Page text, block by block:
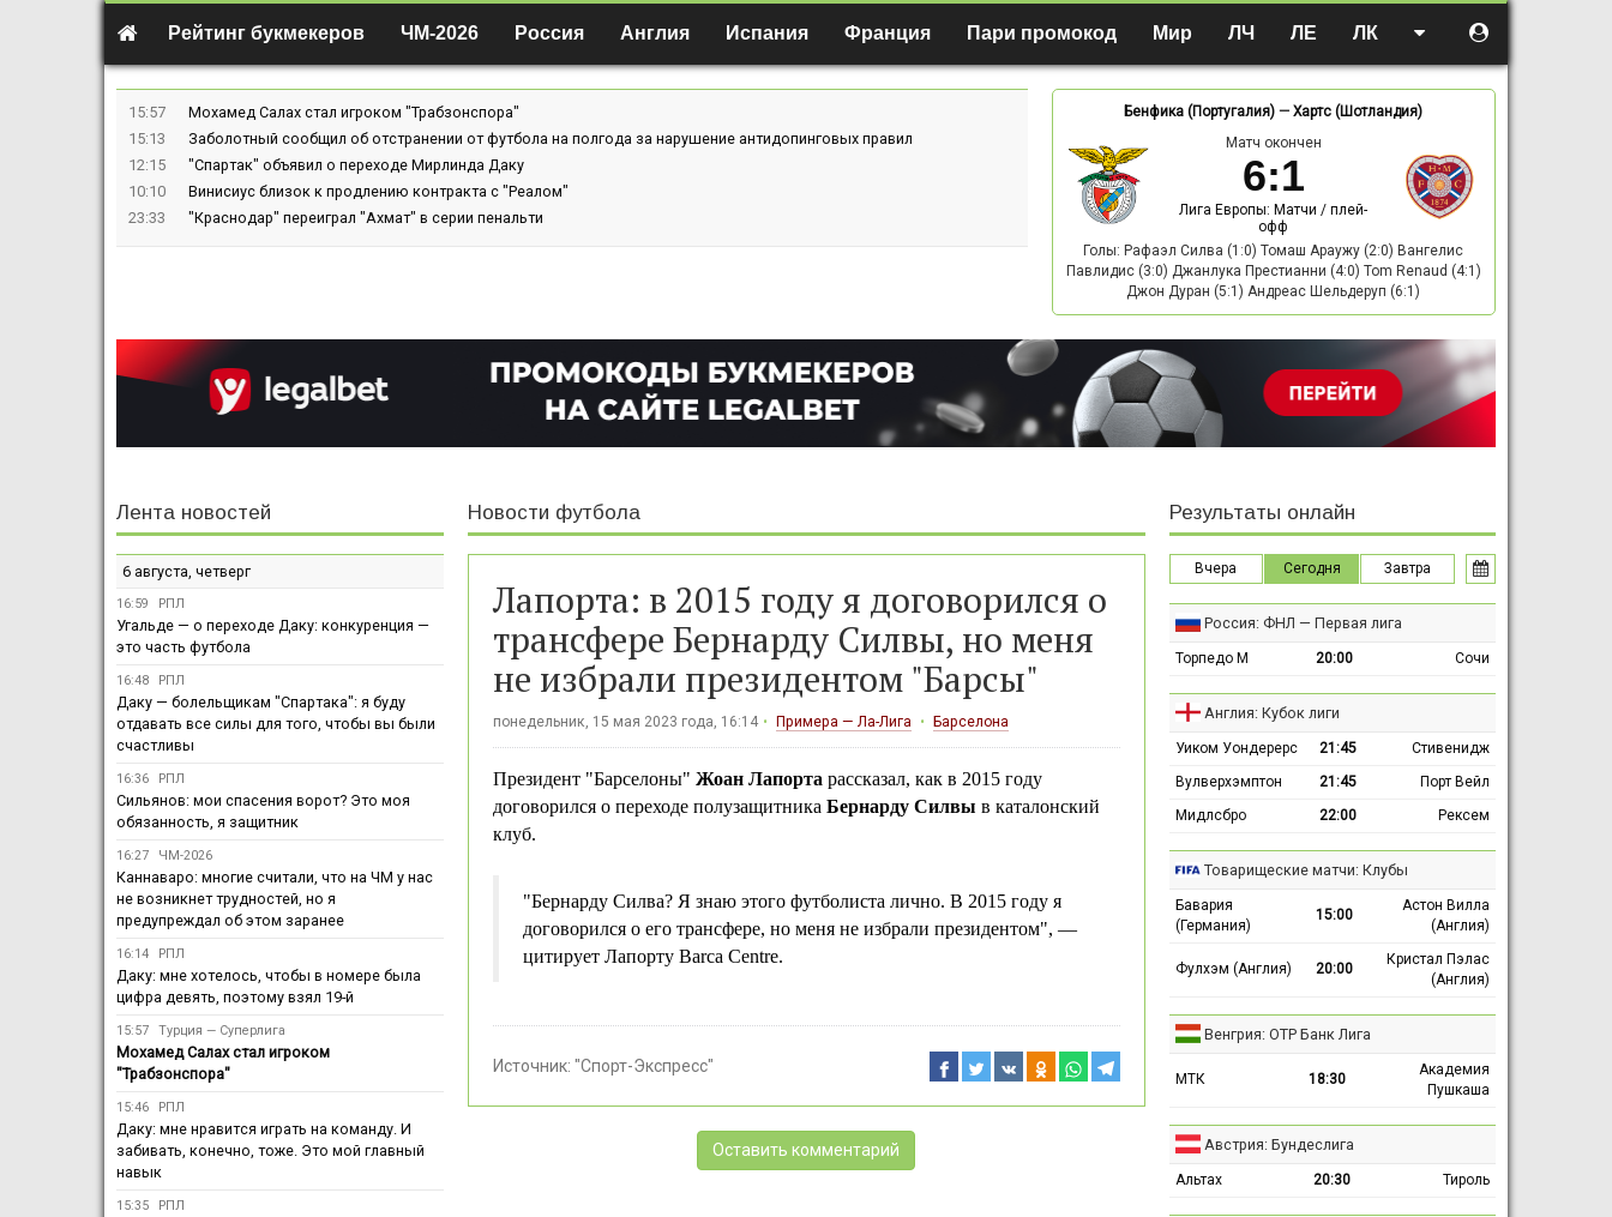
Рейтинг букмекеров ЧМ-2026 Россия Англия Испания Франция Пари промокод Мир ЛЧ ЛЕ ЛК
15:57
Мохамед Салах стал игроком "Трабзонспора"
15:13
Заболотный сообщил об отстранении от футбола на полгода за нарушение антидопинговых правил
12:15
"Спартак" объявил о переходе Мирлинда Даку
10:10
Винисиус близок к продлению контракта с "Реалом"
23:33
"Краснодар" переиграл "Ахмат" в серии пенальти
Бенфика (Португалия) —Хартс (Шотландия)
Матч окончен
6:1
Лига Европы: Матчи / плей-
офф
Голы: Рафаэл Силва (1:0) Томаш Араужу (2:0) Вангелис
Павлидис (3:0) Джанлука Престианни (4:0) Tom Renaud (4:1)
Джон Дуран (5:1) Андреас Шельдеруп (6:1)
Новости футбола
Лапорта: в 2015 году я договорился о
трансфере Бернарду Силвы, но меня
не избрали президентом "Барсы"
понедельник, 15 мая 2023 года, 16:14 Примера — Ла-Лига Барселона
Президент "Барселоны" Жоан Лапорта рассказал, как в 2015 году
договорился о переходе полузащитника Бернарду Силвы в каталонский
клуб.
"Бернарду Силва? Я знаю этого футболиста лично. В 2015 году я
договорился о его трансфере, но меня не избрали президентом", —
цитирует Лапорту Barca Centre.
Источник: "Спорт-Экспресс"
Оставить комментарий
Лента новостей
6 августа, четверг
16:59 РПЛ
Угальде — о переходе Даку: конкуренция —
это часть футбола
16:48 РПЛ
Даку — болельщикам "Спартака": я буду
отдавать все силы для того, чтобы вы были
счастливы
16:36 РПЛ
Сильянов: мои спасения ворот? Это моя
обязанность, я защитник
16:27 ЧМ-2026
Каннаваро: многие считали, что на ЧМ у нас
не возникнет трудностей, но я
предупреждал об этом заранее
16:14 РПЛ
Даку: мне хотелось, чтобы в номере была
цифра девять, поэтому взял 19-й
15:57 Турция — Суперлига
Мохамед Салах стал игроком
"Трабзонспора"
15:46 РПЛ
Даку: мне нравится играть на команду. И
забивать, конечно, тоже. Это мой главный
навык
15:35 РПЛ
Результаты онлайн
Вчера Сегодня Завтра
Россия: ФНЛ — Первая лига
Торпедо М 20:00 Сочи
Англия: Кубок лиги
Уиком Уондерерс 21:45
Стивенидж
Вулверхэмптон
21:45
Порт Вейл
Мидлсбро
22:00 Рексем
Товарищеские матчи: Клубы
Бавария
(Германия)
15:00
Астон Вилла
(Англия)
Фулхэм (Англия) 20:00
Кристал Пэлас
(Англия)
Венгрия: ОТР Банк Лига
МТК 18:30
Академия
Пушкаша
Австрия: Бундеслига
Альтах 20:30 Тироль